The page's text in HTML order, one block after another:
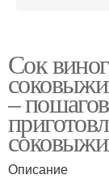
Белое
Сок
–
Описание